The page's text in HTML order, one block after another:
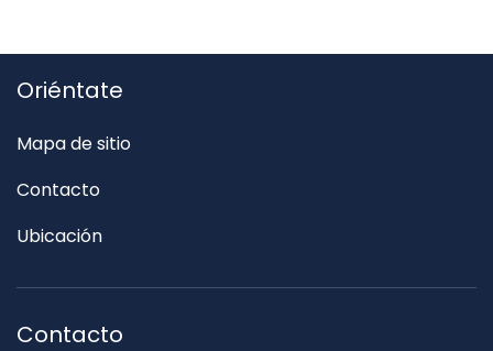
Oriéntate
Mapa de sitio
Contacto
Ubicación
Contacto